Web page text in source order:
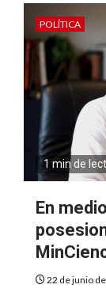
POLÍTICA
1 min de
En
22 de junio